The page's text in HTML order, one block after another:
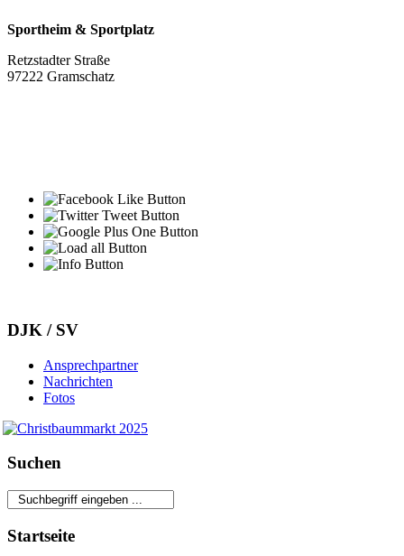
Sportheim & Sportplatz
Retzstadter Straße
97222 Gramschatz
DJK / SV
Ansprechpartner
Nachrichten
Fotos
Suchen
Startseite